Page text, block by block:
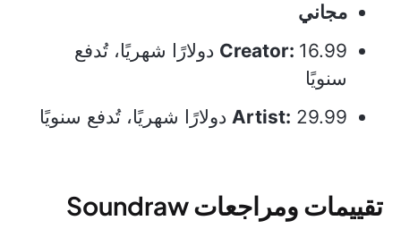
مجاني
Creator: 16.99 دولارًا شهريًا، تُدفع
سنويًا
Artist: 29.99 دولارًا شهريًا، تُدفع سنويًا
تقييمات ومراجعات Soundraw